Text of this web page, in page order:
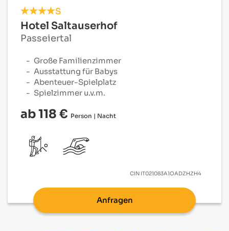
S
Hotel Saltauserhof
Passeiertal
Große Familienzimmer
Ausstattung für Babys
Abenteuer-Spielplatz
Spielzimmer u.v.m.
ab 118 € Person | Nacht
CIN IT021083A1OADZHZH4
Anfragen